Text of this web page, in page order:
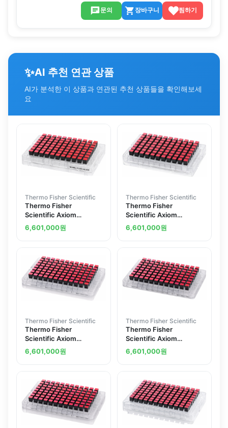
문의 장바구니 찜하기
✨AI 추천 연관 상품
AI가 분석한 이 상품과 연관된 추천 상품들을 확인해보세
요
Thermo Fisher Scientific
Thermo Fisher
Scientific Axiom
Genome-Wide EAS 1
Array Plate
6,601,000원
Thermo Fisher Scientific
Thermo Fisher
Scientific Axiom
Genome-Wide CHB 1
Array Plate
6,601,000원
Thermo Fisher Scientific
Thermo Fisher
Scientific Axiom
Genome-Wide ASI 1
Array Plate
6,601,000원
Thermo Fisher Scientific
Thermo Fisher
Scientific Axiom
Genome-Wide AFR 1
Array Plate
6,601,000원